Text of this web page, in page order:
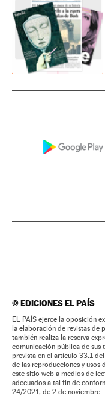
©EDICIONES EL PAÍS
EL PAÍS ejerce la oposición
la elaboración de revistas de
también realiza la reserva
comunicación pública de sus
prevista en el artículo 33.1
de las reproducciones y usos
este sitio web a medios de
adecuados a tal fin de
24/2021, de 2 de noviembre